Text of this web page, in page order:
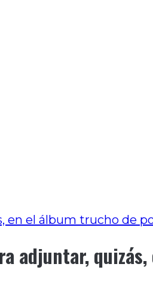
el álbum trucho de
adjuntar,